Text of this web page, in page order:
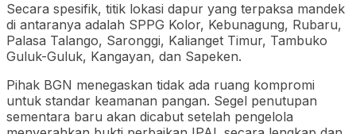
Secara spesifik, titik lokasi dapur yang terpaksa mandek
di antaranya adalah SPPG Kolor, Kebunagung, Rubaru,
Palasa Talango, Saronggi, Kalianget Timur, Tambuko
Guluk-Guluk, Kangayan, dan Sapeken.
Pihak BGN menegaskan tidak ada ruang kompromi
untuk standar keamanan pangan. Segel penutupan
sementara baru akan dicabut setelah pengelola